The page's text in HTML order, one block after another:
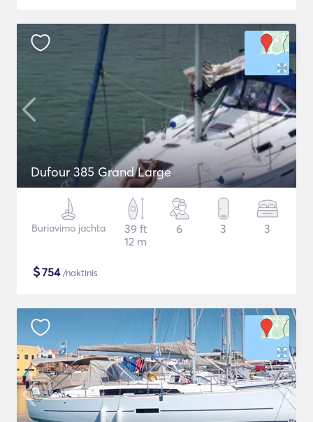
Dufour 385 Grand Large
Buriavimo jachta
39 ft
12 m
6 3 3
$754/naktinis